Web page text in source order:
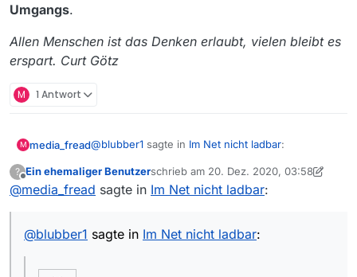
Umgangs.
Allen Menschen ist das Denken erlaubt, vielen bleibt es
erspart. Curt Götz
M 1 Antwort
M media_fread@blubber1 sagte in Im Net nicht ladbar:
Lesen bildet
Definitiv vor allem Lesen und verstehen ;-)
?
Offline
Ein ehemaliger Benutzerschrieb am 20. Dez. 2020, 03:58
zuletzt editiert von Ein ehemaliger
@media_fread sagte in Im Net nicht ladbar:
@blubber1 sagte in Im Net nicht ladbar: